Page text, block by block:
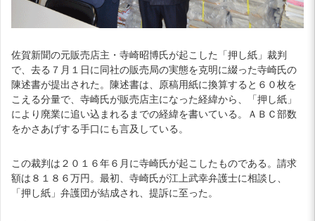
佐賀新聞の元販売店主・寺崎昭博氏が起こした「押し紙」裁判
で、去る７月１日に同社の販売局の実態を克明に綴った寺崎氏の
陳述書が提出された。陳述書は、原稿用紙に換算すると６０枚を
こえる分量で、寺崎氏が販売店主になった経緯から、「押し紙」
により廃業に追い込まれるまでの経緯を書いている。ＡＢＣ部数
をかさあげする手口にも言及している。
この裁判は２０１６年６月に寺崎氏が起こしたものである。請求
額は８１８６万円。最初、寺崎氏が江上武幸弁護士に相談し、
「押し紙」弁護団が結成され、提訴に至った。